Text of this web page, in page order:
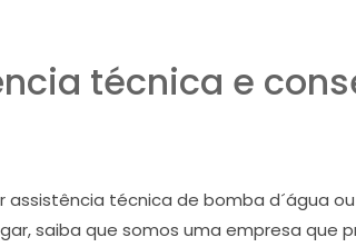
técnica e
assistência técnica de bomba d´água
saiba que somos uma empresa que